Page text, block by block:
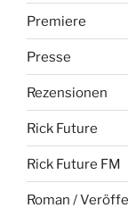
Premiere
Presse
Rezensionen
Rick Future
Rick Future FM
Roman /